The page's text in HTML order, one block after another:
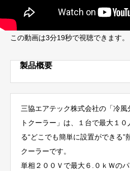
この動画は3分19秒で視聴できます。
製品概要
三協エアテック株式会社の「冷
トクーラー」は、１台で最大１
る“どこでも簡単に設置ができる”
クーラーです。
単相２００Ｖで最大６.０ｋＷの